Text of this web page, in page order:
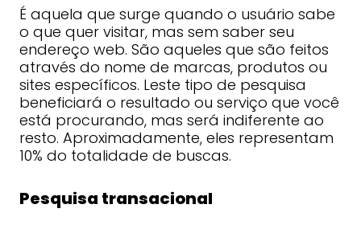
É aquela que surge quando o usuário sabe
o que quer visitar, mas sem saber seu
endereço web. São aqueles que são feitos
através do nome de marcas, produtos ou
sites específicos. Leste tipo de pesquisa
beneficiará o resultado ou serviço que você
está procurando, mas será indiferente ao
resto. Aproximadamente, eles representam
10% do totalidade de buscas.
Pesquisa transacional